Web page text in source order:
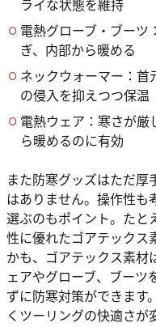
電熱グローブ・ブー
ぎ、内部から暖める
ネックウォーマー：
の侵入を抑えつつ保温
電熱ウェア：寒さが
ら暖めるのに有効
また防寒グッズはただ
はありません。操作性も
選ぶのもポイント。た
性に優れたゴアテックス
かも、ゴアテックス素材
ェアやグローブ、ブー
ずに防寒対策ができます
くツーリングの快適さが